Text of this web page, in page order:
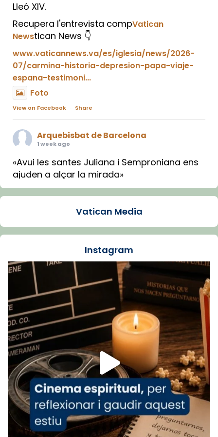
Lleó XIV.
Recupera l'entrevista compVatican
Newstican News 👇
www.vaticannews.va/es/iglesia/news/2026-
07/carmina-historia-depresion-papa-viaje-
espana-testimoni...
Foto
View on Facebook · Share
Arquebisbat de Barcelona
1 week ago
«Avui les santes Juliana i Semproniana ens
ajuden a alçar la mirada»
Mons. Sergi Gordo, bisbe de Tortosa, ha
Santes de Mataró.
🔗tinyurl.com/cvu5jmbk
Foto
View on Facebook Share
Arquebisbat de Barcelonais at Catedral
de Barcelona.
1 week ago
Aquest dilluns, 27 de juliol, ha tingut lloc la
missa d’acció de gràcies en agraïment al
comitè organitzador de la visita apostòlica
del Sant Pare Lleó XIV a Barcelona, i als
col·laboradors, a la Catedral de Barcelona.
L’arquebisbe de Barcelona, el cardenal Joan
Josep Omella, ha presidit la missa i l’ha
concelebrat el bisbe auxiliar de Barcelona,
Vatican Media
Instagram